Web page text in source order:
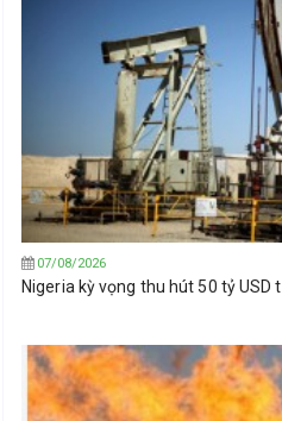
07/08/2026
Nigeria kỳ vọng thu hút 50 tỷ USD